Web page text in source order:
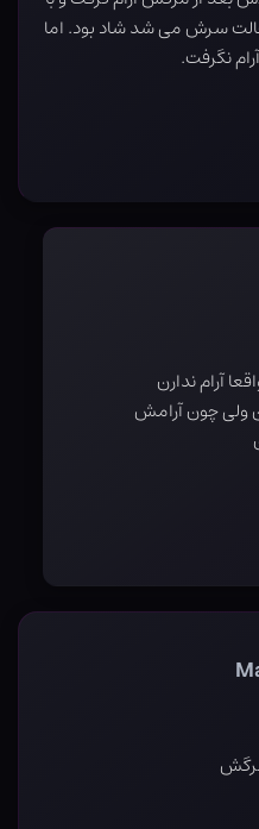
سرش می شد شاد بود. اما
نگرفت.
آرام ندارن
ولی چون آرامش